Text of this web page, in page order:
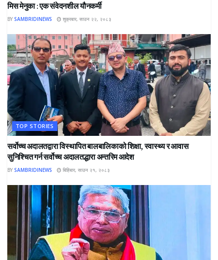
मिस मेनुका : एक संवेदनशील यौनकर्मी
BY SAMBRIDINEWS शुक्रबार, साउन २२, २०८३
TOP STORIES
सर्वोच्च अदालतद्वारा विस्थापित बालबालिकाको शिक्षा, स्वास्थ्य र आवास
सुनिश्चित गर्न सर्वोच्च अदालतद्धारा अन्तरिम आदेश
BY SAMBRIDINEWS बिहिबार, साउन २१, २०८३